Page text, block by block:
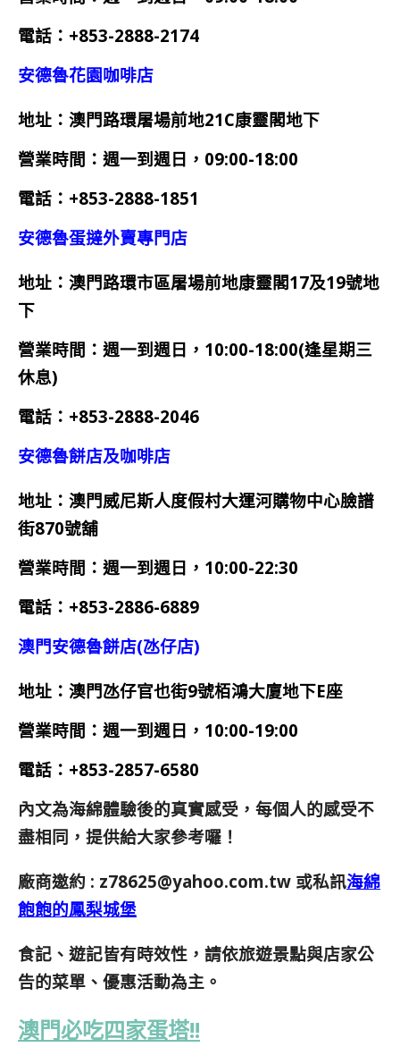
電話：+853-2888-2174
安德魯花園咖啡店
地址：澳門路環屠場前地21C康靈閣地下
營業時間：週一到週日，09:00-18:00
電話：+853-2888-1851
安德魯蛋撻外賣專門店
地址：澳門路環市區屠場前地康靈閣17及19號地
下
營業時間：週一到週日，10:00-18:00(逢星期三
休息)
電話：+853-2888-2046
安德魯餅店及咖啡店
地址：澳門威尼斯人度假村大運河購物中心臉譜
街870號舖
營業時間：週一到週日，10:00-22:30
電話：+853-2886-6889
澳門安德魯餅店(氹仔店)
地址：澳門氹仔官也街9號栢鴻大廈地下E座
營業時間：週一到週日，10:00-19:00
電話：+853-2857-6580
內文為海綿體驗後的真實感受，每個人的感受不
盡相同，提供給大家參考囉！
廠商邀約 : z78625@yahoo.com.tw 或私訊海綿
飽飽的鳳梨城堡
食記、遊記皆有時效性，請依旅遊景點與店家公
告的菜單、優惠活動為主。
澳門必吃四家蛋塔!!